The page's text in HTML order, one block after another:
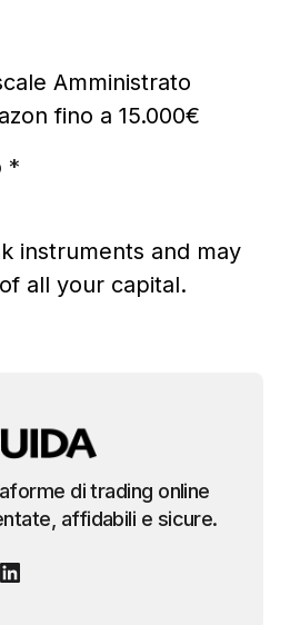
Amministrato
fino a 15.000€
*
instruments and may
all your capital.
di trading online
affidabili e sicure.